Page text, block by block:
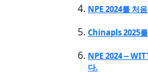
NPE 2024를 처
Chinapls 2025
NPE 2024 --
다.